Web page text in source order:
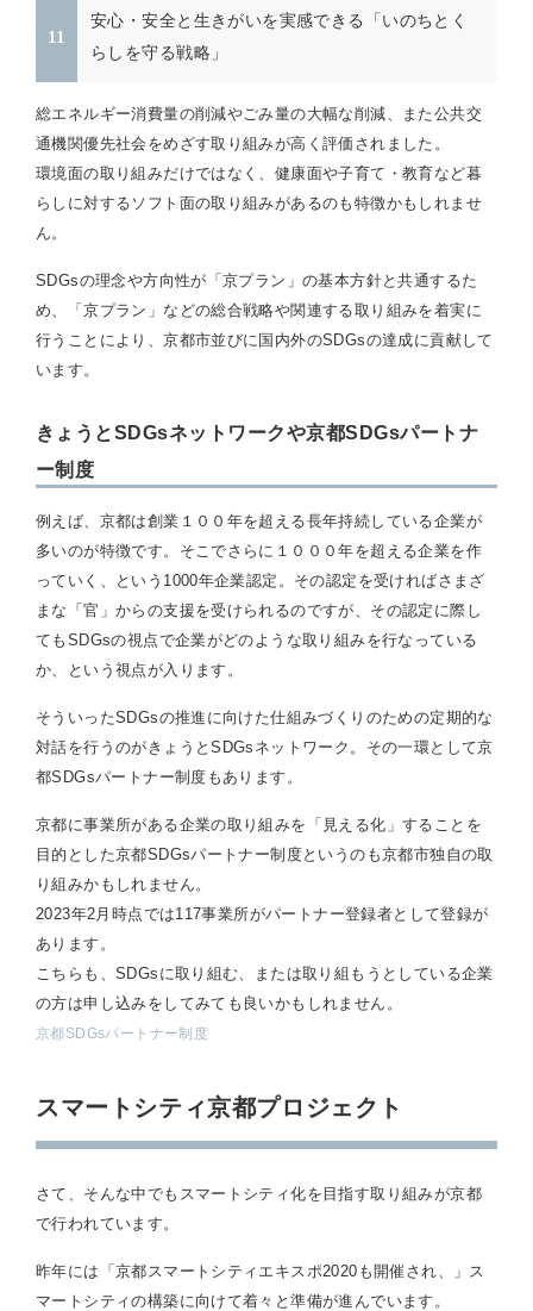
安心・安全と生きがいを実感できる「いのちとく
らしを守る戦略」
総エネルギー消費量の削減やごみ量の大幅な削減、また公共交
通機関優先社会をめざす取り組みが高く評価されました。
環境面の取り組みだけではなく、健康面や子育て・教育など暮
らしに対するソフト面の取り組みがあるのも特徴かもしれませ
ん。
SDGsの理念や方向性が「京プラン」の基本方針と共通するた
め、「京プラン」などの総合戦略や関連する取り組みを着実に
行うことにより、京都市並びに国内外のSDGsの達成に貢献して
います。
きょうとSDGsネットワークや京都SDGsパートナ
ー制度
例えば、京都は創業１００年を超える長年持続している企業が
多いのが特徴です。そこでさらに１０００年を超える企業を作
っていく、という1000年企業認定。その認定を受ければさまざ
まな「官」からの支援を受けられるのですが、その認定に際し
てもSDGsの視点で企業がどのような取り組みを行なっている
か、という視点が入ります。
そういったSDGsの推進に向けた仕組みづくりのための定期的な
対話を行うのがきょうとSDGsネットワーク。その一環として京
都SDGsパートナー制度もあります。
京都に事業所がある企業の取り組みを「見える化」することを
目的とした京都SDGsパートナー制度というのも京都市独自の取
り組みかもしれません。
2023年2月時点では117事業所がパートナー登録者として登録が
あります。
こちらも、SDGsに取り組む、または取り組もうとしている企業
の方は申し込みをしてみても良いかもしれません。
京都SDGsパートナー制度
スマートシティ京都プロジェクト
さて、そんな中でもスマートシティ化を目指す取り組みが京都
で行われています。
昨年には「京都スマートシティエキスポ2020も開催され、」ス
マートシティの構築に向けて着々と準備が進んでいます。